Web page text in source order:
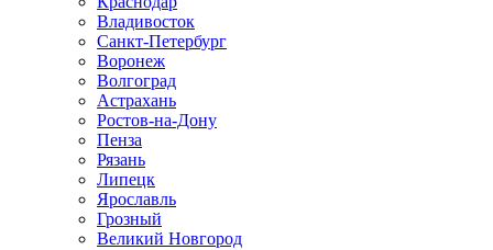
Владивосток
Санкт-Петербург
Воронеж
Волгоград
Астрахань
Ростов-на-Дону
Пенза
Рязань
Липецк
Ярославль
Грозный
Великий Новгород